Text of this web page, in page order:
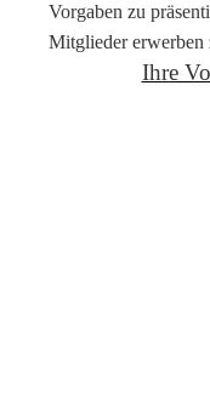
Vorgaben zu
Mitglieder erwerben
Ihre